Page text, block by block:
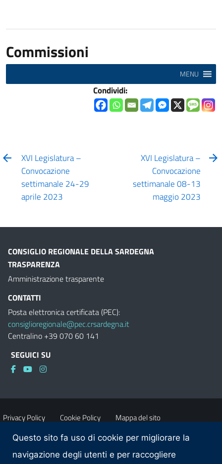
Commissioni
MENU
Condividi:
XVI Legislatura –
Convocazione
settimanale 24-29
aprile 2023
XVI Legislatura –
Convocazione
settimanale 08-13
maggio 2023
CONSIGLIO REGIONALE DELLA SARDEGNA
TRASPARENZA
Amministrazione trasparente
CONTATTI
Posta elettronica certificata (PEC):
consiglioregionale@pec.crsardegna.it
Centralino +39 070 60 141
SEGUICI SU
Privacy Policy Cookie Policy Mappa del sito
Accessibilità Dichiarazione di accessibilità
Questo sito fa uso di cookie per migliorare la
navigazione degli utenti e per raccogliere